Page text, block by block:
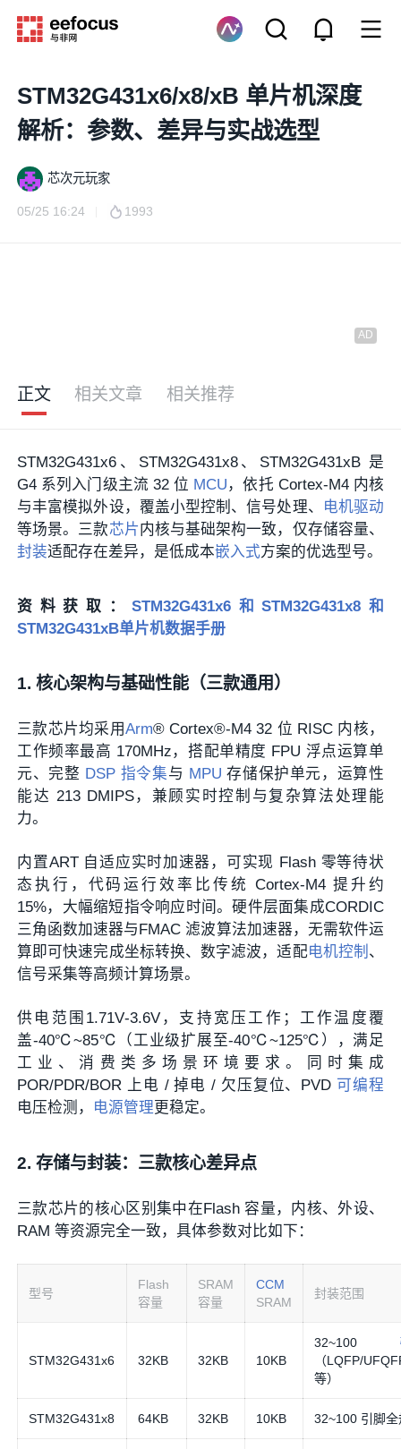
STM32G431x6/x8/xB 单片机深度
解析：参数、差异与实战选型
芯次元玩家
05/25 16:24 1993
正文 相关文章 相关推荐
STM32G431x6、STM32G431x8、STM32G431xB 是
G4 系列入门级主流 32 位 MCU ，依托 Cortex‑M4 内核
与丰富模拟外设，覆盖小型控制、信号处理、
电机驱动
等场景。三款芯片内核与基础架构一致，仅存储容量、
封装适配存在差异，是低成本嵌入式方案的优选型号。
资料获取：STM32G431x6和STM32G431x8和
STM32G431xB单片机数据手册
1. 核心架构与基础性能（三款通用）
三款芯片均采用Arm® Cortex®‑M4 32 位 RISC 内核，
工作频率最高 170MHz，搭配单精度 FPU 浮点运算单
元、完整 DSP 指令集与 MPU 存储保护单元，运算性
能达 213 DMIPS，兼顾实时控制与复杂算法处理能
力。
内置ART 自适应实时加速器，可实现 Flash 零等待状
态执行，代码运行效率比传统 Cortex‑M4 提升约
15%，大幅缩短指令响应时间。硬件层面集成CORDIC
三角函数加速器与FMAC 滤波算法加速器，无需软件运
算即可快速完成坐标转换、数字滤波，适配电机控制 、
信号采集等高频计算场景。
供电范围1.71V‑3.6V，支持宽压工作；工作温度覆
盖‑40℃~85℃（工业级扩展至‑40℃~125℃），满足
工业、消费类多场景环境要求。同时集成
POR/PDR/BOR 上电 / 掉电 / 欠压复位、PVD 可编程
电压检测， 电源管理更稳定。
2. 存储与封装：三款核心差异点
三款芯片的核心区别集中在Flash 容量，内核、外设、
RAM 等资源完全一致，具体参数对比如下：
型号
Flash
容量
SRAM
容量
CCM
SRAM
封装范围
STM32G431x6 32KB 32KB 10KB
32~100
（LQFP/
等）
STM32G431x8 64KB 32KB 10KB 32~100 引脚全